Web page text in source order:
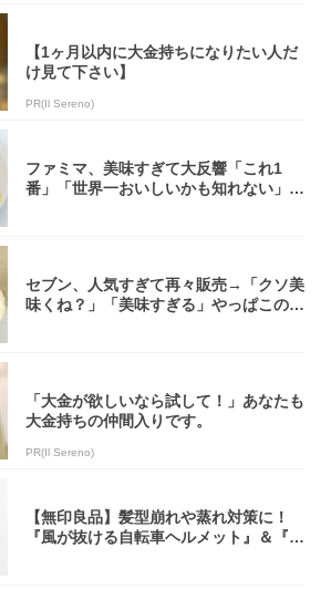
【1ヶ月以内に大金持ちになりたい人だ
け見て下さい】
PR(Il Sereno)
ファミマ、美味すぎて大反響「これ1
番」「世界一おいしいかも知れない」
セブン、人気すぎて再々販売→「クソ美
味くね？」「美味すぎる」やっぱこのク
「大金が欲しいなら試して！」あなたも
大金持ちの仲間入りです。
PR(Il Sereno)
【無印良品】髪型崩れや蒸れ対策に！
『風が抜ける自転車ヘルメット』＆『2